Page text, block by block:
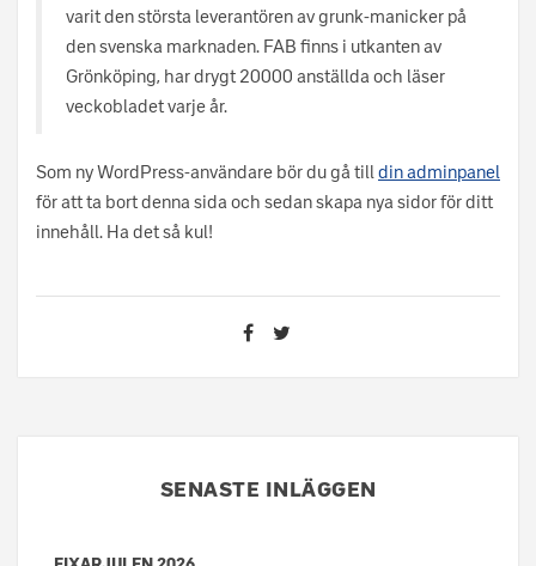
varit den största leverantören av grunk-manicker på
den svenska marknaden. FAB finns i utkanten av
Grönköping, har drygt 20000 anställda och läser
veckobladet varje år.
Som ny WordPress-användare bör du gå tilldin adminpanel
för att ta bort denna sida och sedan skapa nya sidor för ditt
innehåll. Ha det så kul!
SENASTE INLÄGGEN